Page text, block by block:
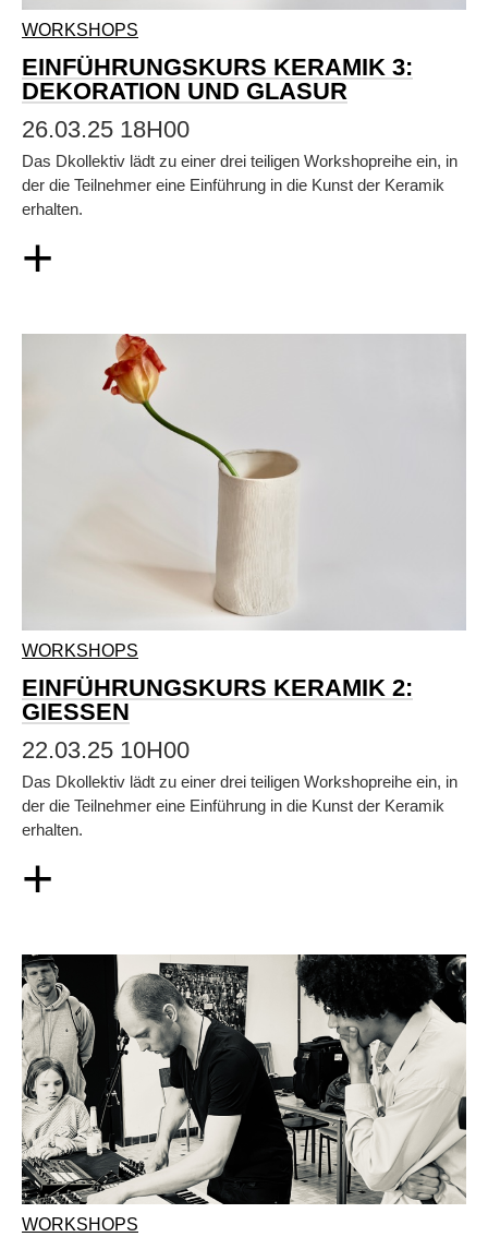
WORKSHOPS
EINFÜHRUNGSKURS KERAMIK 3:
DEKORATION UND GLASUR
26.03.25 18H00
Das Dkollektiv lädt zu einer drei teiligen Workshopreihe ein, in
der die Teilnehmer eine Einführung in die Kunst der Keramik
erhalten.
+
WORKSHOPS
EINFÜHRUNGSKURS KERAMIK 2:
GIESSEN
22.03.25 10H00
Das Dkollektiv lädt zu einer drei teiligen Workshopreihe ein, in
der die Teilnehmer eine Einführung in die Kunst der Keramik
erhalten.
+
WORKSHOPS